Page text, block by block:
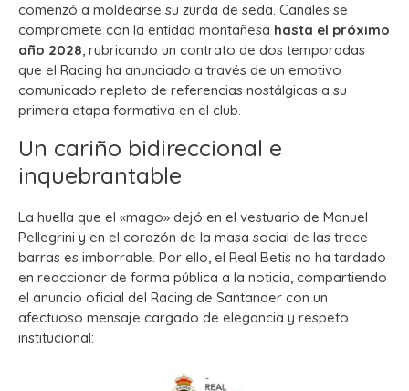
comenzó a moldearse su zurda de seda. Canales se
compromete con la entidad montañesa hasta el próximo
año 2028, rubricando un contrato de dos temporadas
que el Racing ha anunciado a través de un emotivo
comunicado repleto de referencias nostálgicas a su
primera etapa formativa en el club.
Un cariño bidireccional e
inquebrantable
La huella que el «mago» dejó en el vestuario de Manuel
Pellegrini y en el corazón de la masa social de las trece
barras es imborrable. Por ello, el Real Betis no ha tardado
en reaccionar de forma pública a la noticia, compartiendo
el anuncio oficial del Racing de Santander con un
afectuoso mensaje cargado de elegancia y respeto
institucional: